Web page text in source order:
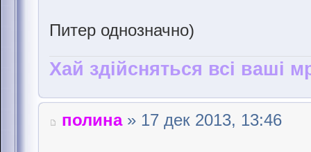
Питер однозначно)
Хай здійсняться всі ваші
полина» 17 дек 2013, 13:46